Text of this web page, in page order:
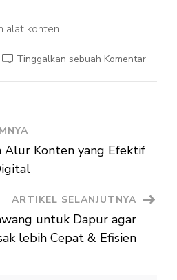
alat konten
Tinggalkan sebuah Komentarpada
Alur Konten yang Efektif
ARTIKEL SELANJUTNYA
untuk Dapur agar
lebih Cepat & Efisien